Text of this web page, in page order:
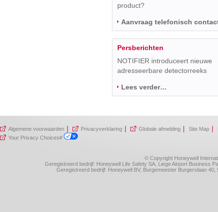
product?
Aanvraag telefonisch
Persberichten
NOTIFIER introduceert nieuwe
adresseerbare detectorreeks
Lees verder…
Algemene voorwaarden Privacyverklaring Globale afmelding Site Map
Your Privacy Choices#
© Copyright Honeywell
Geregistreerd bedrijf: Honeywell Life Safety SA, Liege Airport Business
Geregistreerd bedrijf: Honeywell BV, Burgemeester Burgerslaan